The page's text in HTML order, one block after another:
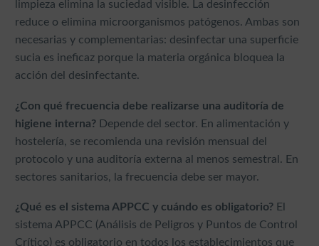
limpieza elimina la suciedad visible. La desinfección
reduce o elimina microorganismos patógenos. Ambas son
necesarias y complementarias: desinfectar una superficie
sucia es ineficaz porque la materia orgánica bloquea la
acción del desinfectante.
¿Con qué frecuencia debe realizarse una auditoría de
higiene interna? Depende del sector. En alimentación y
hostelería, se recomienda una revisión mensual del
protocolo y una auditoría externa al menos semestral. En
sectores sanitarios, la frecuencia debe ser mayor.
¿Qué es el sistema APPCC y cuándo es obligatorio? El
sistema APPCC (Análisis de Peligros y Puntos de Control
Crítico) es obligatorio en todos los establecimientos que